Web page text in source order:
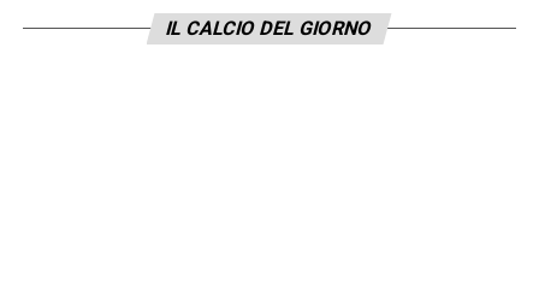
IL CALCIO DEL GIORNO